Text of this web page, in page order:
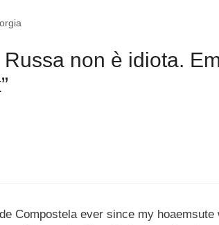
non è idiota.
Compostela ever since my